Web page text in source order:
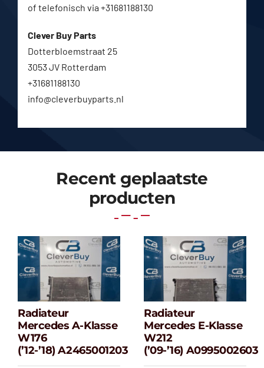
of telefonisch via +31681188130
Clever Buy Parts
Dotterbloemstraat 25
3053 JV Rotterdam
+31681188130
info@cleverbuyparts.nl
Recent geplaatste
producten
Radiateur
Mercedes A-
klasse W176
(’12-’18) A2465001203
Radiateur
Mercedes A-Klasse
W176
(’12-’18) A2465001203
Radiateur
Mercedes E-
klasse W212
(’09-’16)
Radiateur
Mercedes E-Klasse
W212
(’09-’16) A0995002603